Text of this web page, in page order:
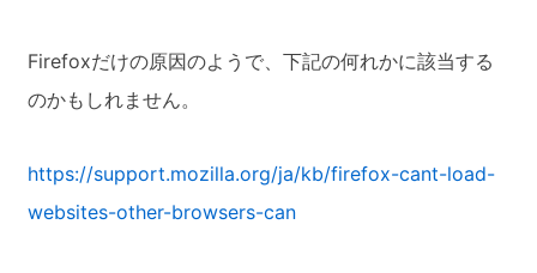
Firefoxだけの原因のようで、下記の何れかに該当する
のかもしれません。
https://support.mozilla.org/ja/kb/firefox-cant-load-
websites-other-browsers-can